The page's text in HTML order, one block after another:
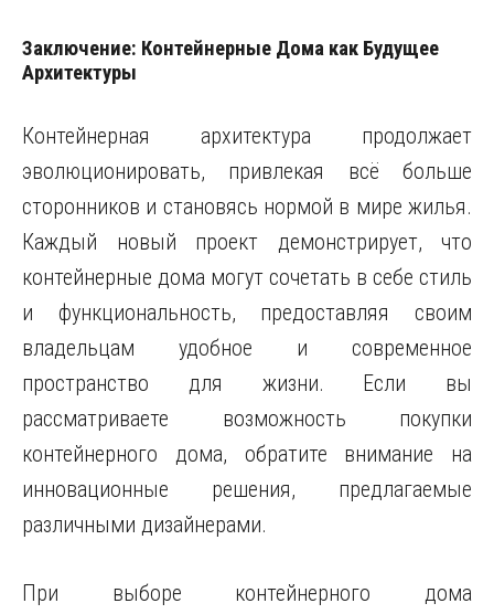
Заключение: Контейнерные Дома как Будущее
Архитектуры
Контейнерная архитектура продолжает
эволюционировать, привлекая всё больше
сторонников и становясь нормой в мире жилья.
Каждый новый проект демонстрирует, что
контейнерные дома могут сочетать в себе стиль
и функциональность, предоставляя своим
владельцам удобное и современное
пространство для жизни. Если вы
рассматриваете возможность покупки
контейнерного дома, обратите внимание на
инновационные решения, предлагаемые
различными дизайнерами.
При выборе контейнерного дома